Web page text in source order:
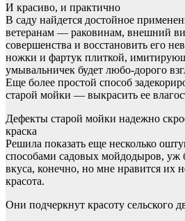
И красиво, и практично
В саду найдется достойное
ветеранам — раковинам, внешний
совершенства и восстановить его
ножки и фартук плиткой,
умывальничек будет любо-дорого
Еще более простой способ
старой мойки — выкрасить ее
Дефекты старой мойки надежно
краска
Решила показать еще несколько
способами садовых мойдодыров, уж
вкуса, конечно, но мне нравится их
красота.
Они подчеркнут красоту сельского